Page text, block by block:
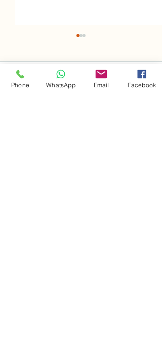
תגובות
Phone WhatsApp Email Facebook